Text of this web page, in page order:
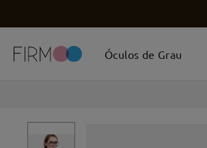
Óculos de Grau